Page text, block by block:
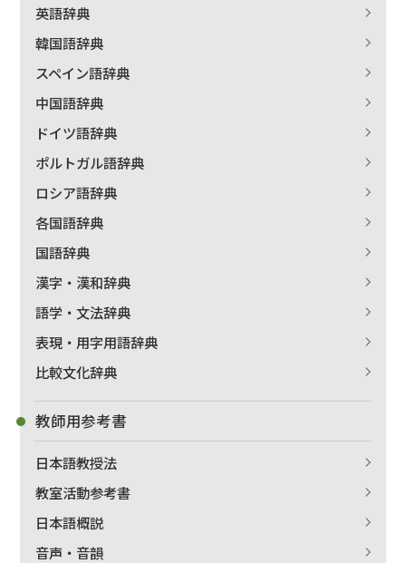
英語辞典
韓国語辞典
スペイン語辞典
中国語辞典
ドイツ語辞典
ポルトガル語辞典
ロシア語辞典
各国語辞典
国語辞典
漢字・漢和辞典
語学・文法辞典
表現・用字用語辞典
比較文化辞典
教師用参考書
日本語教授法
教室活動参考書
日本語概説
音声・音韻